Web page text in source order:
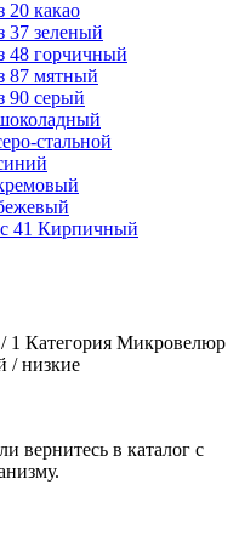
/ 1 Категория Микровелюр
/ низкие
вернитесь в каталог с